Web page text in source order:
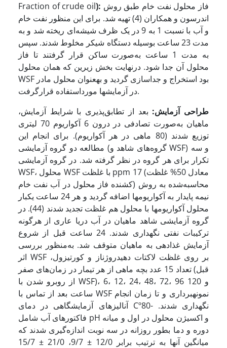
Fraction of crude oil): فاز محلول نفت خام طبق روش
اندرسون و همکاران (4) تهیه شد. برای این منظور نفت خام
و آب با نسبت 1 به 9 در یک ظرف شیشه‌ای ریخته شد و به
مدت 23 ساعت بوسیله دستگاه شیکر مخلوط شدند. سپس
به مدت 1 ساعت به‌صورت ساکن قرار گرفتند تا فاز
محلول آن جدا شود. درنهایت بخش زیرین که همان محلول
WSF بود استخراج و جداسازی گردید و به­عنوان محلول مادر
در آزمایشها مورداستفاده قرارگرفت.
طراحی آزمایش: بعد از تطابق‌پذیری با شرایط آزمایش،
ماهیان به‌صورت تصادفی در درون 6 آکواریوم 70 لیتری
توزیع شدند (80 ماهی در هر آکواریوم). برای انجام این
مطالعه دو گروه آزمایشی (گروه‌های شاهد و WSF) و سه
تکرار برای هر گروه در نظر گرفته شد. در گروه آزمایشی
WSF، محلول WSF با غلظت ppm 17 (معادل 50% غلظت
کشنده فاز محلول در آب نفت خام) محاسبه‌شده به روش
نیمه پایدار به آکواریوم­ها اضافه گردید و هر 24 ساعت یکبار
محلول آکواریوم­ها با محلول هم غلظت تجدید شدند (44). در
گروه آزمایشی شاهد ماهیان در آب دریا عاری از هرگونه
ترکیبات نفتی نگهداری شدند. 24 ساعت قبل از شروع
آزمایش غذادهی به ماهیان متوقف شد. به‌منظور بررسی
اثر WSF بر روی غلظت لاکتات دهیدروژناز و کورتیزول،
تعداد 15 عدد بچه ماهی از هر تیمار در زمان‌های صفر (قبل
از روبرو شدن با WSF)، 6، 12، 24، 48، 72، 96 و 120
ساعت بعد از تماس با WSF نمونه­برداری و تا زمان انجام
آنالیزهای آزمایشگاهی در دمای Cº80- نگهداری شدند.
فاکتورهای آب شامل pH و اکسیژن محلول در اول و میانه
دوره و دما بطور روزانه در سه نوبت اندازه‌گیری شدند که
میانگین آنها به ترتیب برابر 12/0 ± 9/7، 21/0 ± 15/7